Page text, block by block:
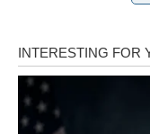
Ne donosite